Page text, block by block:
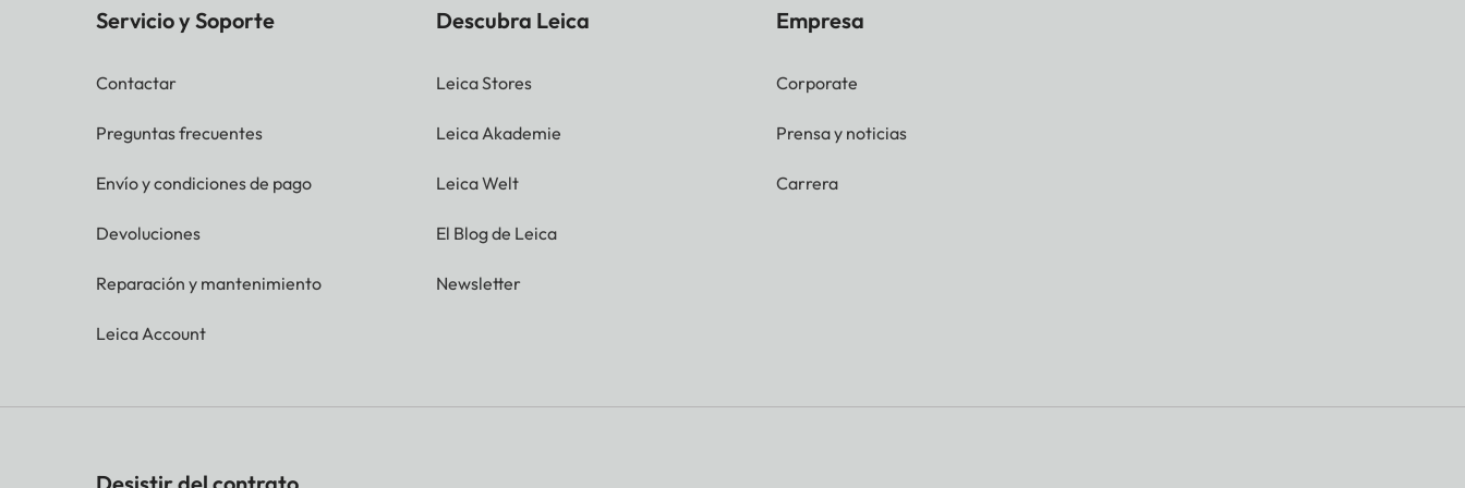
Servicio y Soporte
Contactar
Preguntas frecuentes
Envío y condiciones de pago
Devoluciones
Reparación y mantenimiento
Leica Account
Descubra Leica
Leica Stores
Leica Akademie
Leica Welt
El Blog de Leica
Newsletter
Empresa
Corporate
Prensa y noticias
Carrera